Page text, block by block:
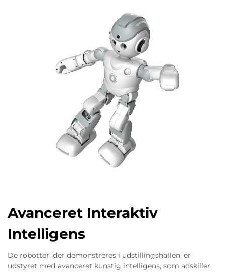
Avanceret Interaktiv
Intelligens
De robotter, der demonstreres i udstillingshallen, er
udstyret med avanceret kunstig intelligens, som adskiller